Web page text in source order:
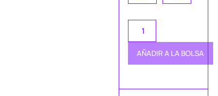
AÑADIR A LA BOLSA